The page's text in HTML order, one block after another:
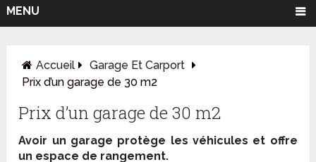
MENU
Accueil
Garage Et Carport
Prix d’un garage de 30 m2
Prix d’un garage de 30 m2
Avoir un garage protège les véhicules et offre
un espace de rangement.